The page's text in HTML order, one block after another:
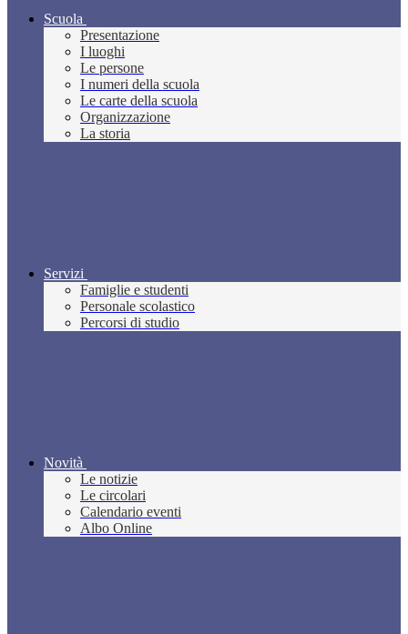
Scuola
Presentazione
I luoghi
Le persone
I numeri della scuola
Le carte della scuola
Organizzazione
La storia
Servizi
Famiglie e studenti
Personale scolastico
Percorsi di studio
Novità
Le notizie
Le circolari
Calendario eventi
Albo Online